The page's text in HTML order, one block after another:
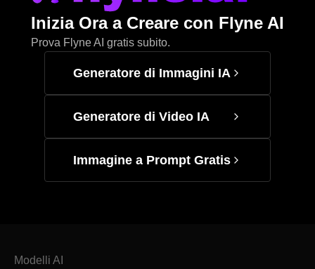
Inizia Ora a Creare con Flyne AI
Prova Flyne AI gratis subito.
Generatore di Immagini IA
Generatore di Video IA
Immagine a Prompt Gratis
Modelli AI